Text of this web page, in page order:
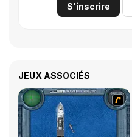
S'inscrire
JEUX ASSOCIÉS